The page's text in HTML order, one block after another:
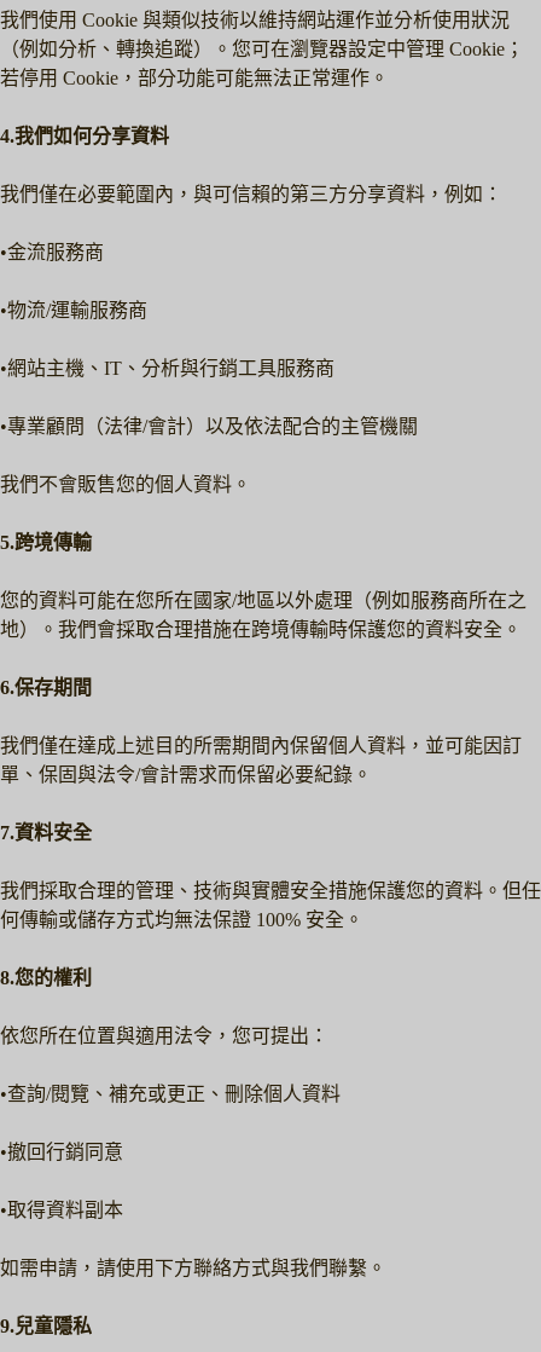
我們使用 Cookie 與類似技術以維持網站運作並分析使用狀況
（例如分析、轉換追蹤）。您可在瀏覽器設定中管理 Cookie；
若停用 Cookie，部分功能可能無法正常運作。
4.我們如何分享資料
我們僅在必要範圍內，與可信賴的第三方分享資料，例如：
•金流服務商
•物流/運輸服務商
•網站主機、IT、分析與行銷工具服務商
•專業顧問（法律/會計）以及依法配合的主管機關
我們不會販售您的個人資料。
5.跨境傳輸
您的資料可能在您所在國家/地區以外處理（例如服務商所在之
地）。我們會採取合理措施在跨境傳輸時保護您的資料安全。
6.保存期間
我們僅在達成上述目的所需期間內保留個人資料，並可能因訂
單、保固與法令/會計需求而保留必要紀錄。
7.資料安全
我們採取合理的管理、技術與實體安全措施保護您的資料。但任
何傳輸或儲存方式均無法保證 100% 安全。
8.您的權利
依您所在位置與適用法令，您可提出：
•查詢/閱覽、補充或更正、刪除個人資料
•撤回行銷同意
•取得資料副本
如需申請，請使用下方聯絡方式與我們聯繫。
9.兒童隱私